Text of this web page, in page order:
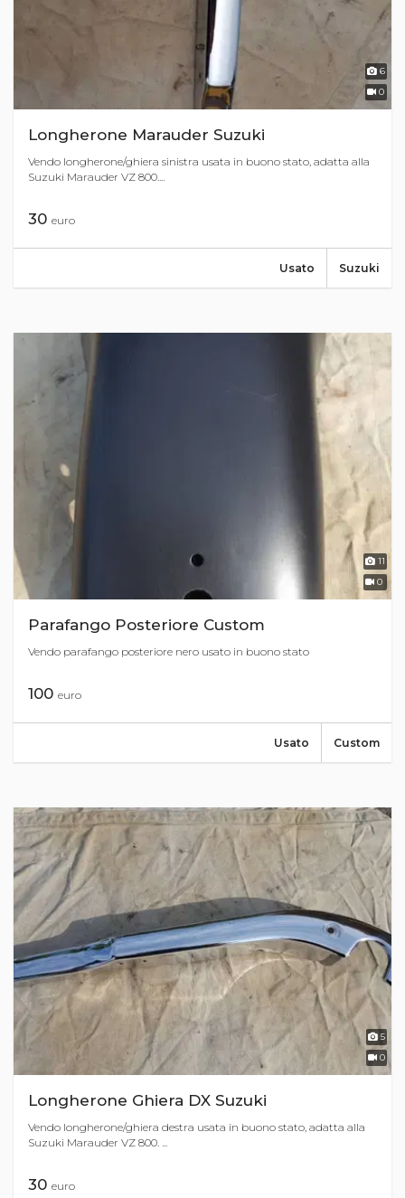
6
0
Longherone Marauder Suzuki
Vendo longherone/ghiera sinistra usata in buono stato, adatta alla
Suzuki Marauder VZ 800....
30 euro
Suzuki
Usato
11
0
Parafango Posteriore Custom
Vendo parafango posteriore nero usato in buono stato
100 euro
Custom
Usato
5
0
Longherone Ghiera DX Suzuki
Vendo longherone/ghiera destra usata in buono stato, adatta alla
Suzuki Marauder VZ 800. ...
30 euro